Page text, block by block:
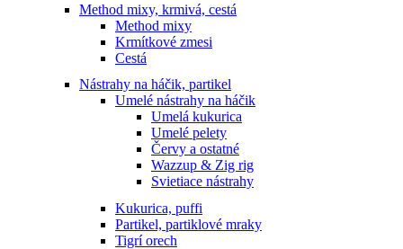
Method mixy, krmivá, cestá
Method mixy
Krmítkové zmesi
Cestá
Nástrahy na háčik, partikel
Umelé nástrahy na háčik
Umelá kukurica
Umelé pelety
Červy a ostatné
Wazzup & Zig rig
Svietiace nástrahy
Kukurica, puffi
Partikel, partiklové mraky
Tigrí orech